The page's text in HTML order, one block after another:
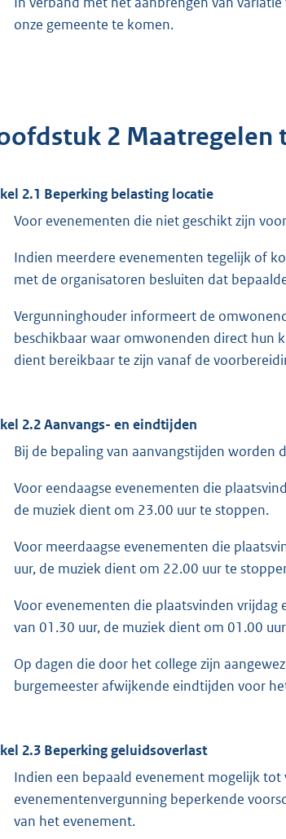
onze gemeente te komen.
2 Maatregelen
2.1 Beperking belasting locatie
Voor evenementen die niet geschikt zijn
Indien meerdere evenementen tegelijk of
met de organisatoren besluiten dat
Vergunninghouder informeert de
beschikbaar waar omwonenden direct hun
dient bereikbaar te zijn vanaf de
2.2 Aanvangs- en eindtijden
Bij de bepaling van aanvangstijden
Voor eendaagse evenementen die
de muziek dient om 23.00 uur te stoppen.
Voor meerdaagse evenementen die
uur, de muziek dient om 22.00 uur te
Voor evenementen die plaatsvinden
van 01.30 uur, de muziek dient om 01.00
Op dagen die door het college zijn
burgemeester afwijkende eindtijden voor
2.3 Beperking geluidsoverlast
Indien een bepaald evenement mogelijk
evenementenvergunning beperkende
van het evenement.